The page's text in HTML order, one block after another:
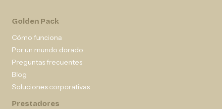
Golden Pack
Cómo funciona
Por un mundo dorado
Preguntas frecuentes
Blog
Soluciones corporativas
Prestadores